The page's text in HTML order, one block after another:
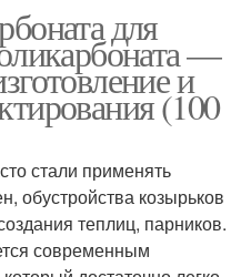
для
—
и
(100
стали применять
обустройства козырьков
теплиц, парников.
современным